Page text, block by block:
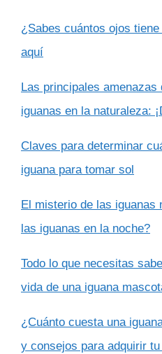
¿Sabes cuántos ojos
aquí
Las principales amenazas
iguanas en la naturaleza:
Claves para determinar
iguana para tomar sol
El misterio de las iguanas
las iguanas en la noche?
Todo lo que necesitas
vida de una iguana
¿Cuánto cuesta una
y consejos para adquirir